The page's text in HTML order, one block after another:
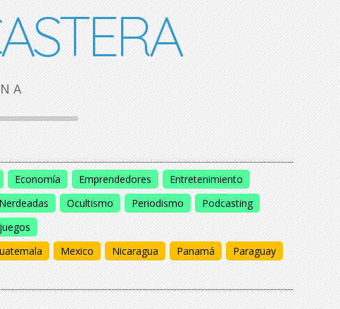
Economía Emprendedores
Entretenimiento
Nerdeadas Ocultismo Periodismo
Podcasting
Mexico Nicaragua Panamá
Paraguay